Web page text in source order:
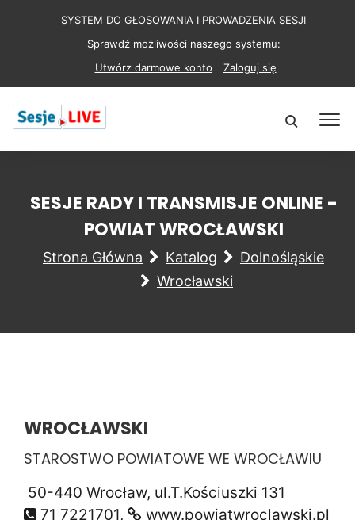
SYSTEM DO GŁOSOWANIA I PROWADZENIA SESJI
Sprawdź możliwości naszego systemu:
Utwórz darmowe konto
Zaloguj się
SESJE RADY I TRANSMISJE ONLINE -
POWIAT WROCŁAWSKI
Strona Główna Katalog
Dolnośląskie
Wrocławski
WROCŁAWSKI
STAROSTWO POWIATOWE WE WROCŁAWIU
50-440 Wrocław, ul.T.Kościuszki 131
71 7221701,
www.powiatwroclawski.pl